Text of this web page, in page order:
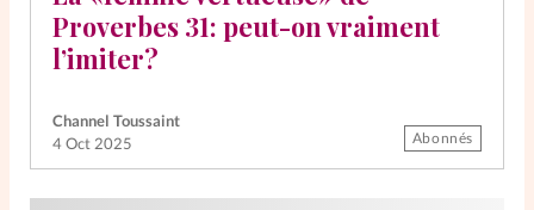
Proverbes 31: peut-on vraiment
l’imiter?
Channel Toussaint
4 Oct 2025
Abonnés